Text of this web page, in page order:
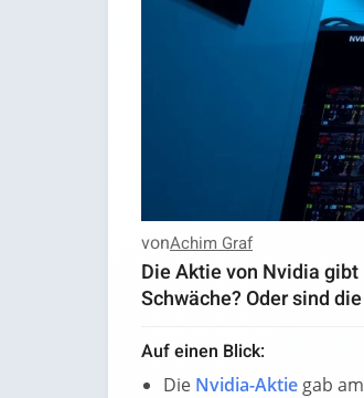
vonAchim Graf
Die Aktie von Nvidia
Schwäche? Oder sind
Auf einen Blick:
Die Nvidia-Aktie gab